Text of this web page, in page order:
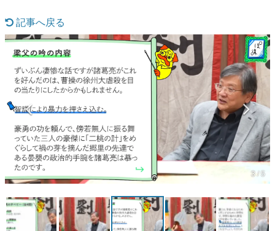
マンガ
女性向け
アプリレビュー
その他
電ファミニコゲーマーとは？
運営：株式会社マレ
記事へ戻る
3 / 5